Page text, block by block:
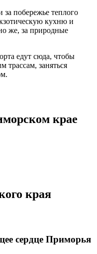
побережье теплого
кухню и
же, за природные
едут сюда, чтобы
трассам, заняться
крае
края
сердце Приморья